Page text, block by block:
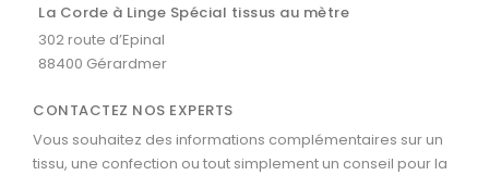
La Corde à Linge Spécial tissus au mètre
302 route d’Epinal
88400 Gérardmer
CONTACTEZ NOS EXPERTS
Vous souhaitez des informations complémentaires sur un
tissu, une confection ou tout simplement un conseil pour la